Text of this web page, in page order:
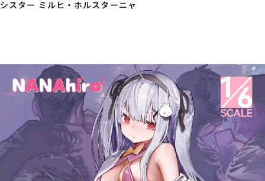
シスター ミルヒ・ホルスターニャ